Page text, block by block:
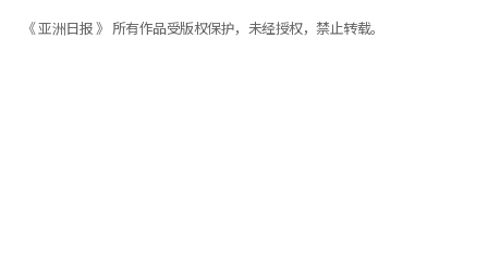
《 亚洲日报 》 所有作品受版权保护，未经授权，禁止转载。